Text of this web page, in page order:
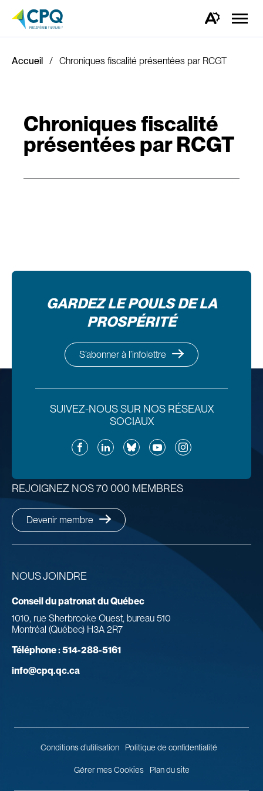
Ouvrez
d'accessibilité.
la
Accueil Chroniques fiscalité présentées par RCGT
Chroniques fiscalité
présentées par RCGT
GARDEZ LE POULS DE LA
PROSPÉRITÉ
S’abonner à l’infolettre
SUIVEZ-NOUS SUR NOS RÉSEAUX
SOCIAUX
FacebookLinkedInBlueskyYouTubeInstagram
NOUS JOINDRE
Conseil du patronat du Québec
1010, rue Sherbrooke Ouest, bureau 510
Montréal (Québec) H3A 2R7
Téléphone :514-288-5161
info@cpq.qc.ca
REJOIGNEZ NOS 70 000 MEMBRES
Devenir membre
Conditions d’utilisation Politique de confidentialité
Gérer mes Cookies Plan du site